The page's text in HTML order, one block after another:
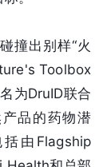
撞出别样“火
Toolbox
为DruID联合
品的药物潜
由Flagship